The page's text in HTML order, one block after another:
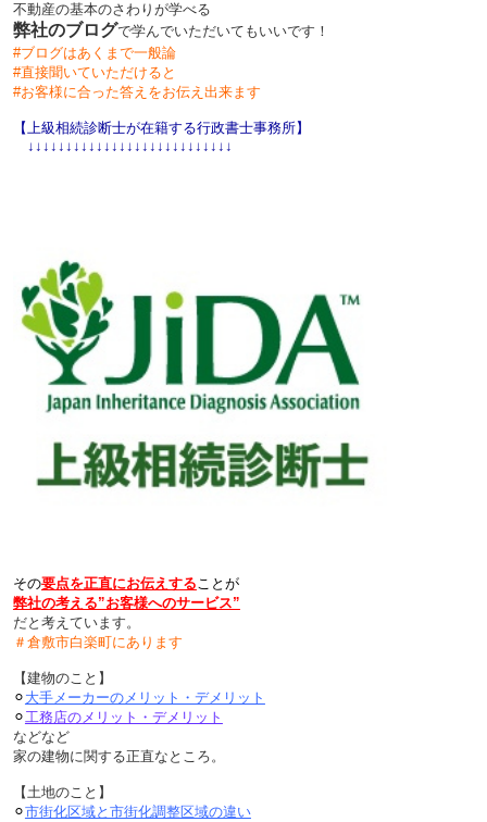
不動産の基本のさわりが学べる
弊社のブログで学んでいただいてもいいです‍！
#ブログはあくまで一般論
#直接聞いていただけると
#お客様に合った答えをお伝え出来ます
【上級相続診断士が在籍する行政書士事務所】
↓↓↓↓↓↓↓↓↓↓↓↓↓↓↓↓↓↓↓↓↓↓↓↓↓↓↓
その要点を正直にお伝えすることが
弊社の考える”お客様へのサービス”
だと考えています。
＃倉敷市白楽町にあります
【建物のこと】
⚪︎ 大手メーカーのメリット・デメリット
⚪︎工務店のメリット・デメリット
などなど
家の建物に関する正直なところ。
【土地のこと】
⚪︎市街化区域と市街化調整区域の違い